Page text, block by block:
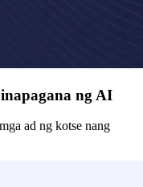
ng AI
ad ng kotse nang